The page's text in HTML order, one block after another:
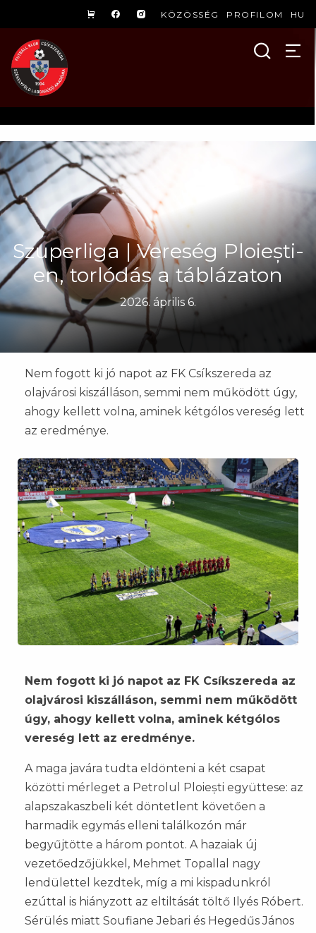
KÖZÖSSÉG PROFILOM HU
Szuperliga | Vereség Ploiești-
en, torlódás a táblázaton
2026. április 6.
Nem fogott ki jó napot az FK Csíkszereda az
olajvárosi kiszálláson, semmi nem működött úgy,
ahogy kellett volna, aminek kétgólos vereség lett
az eredménye.
Nem fogott ki jó napot az FK Csíkszereda az
olajvárosi kiszálláson, semmi nem működött
úgy, ahogy kellett volna, aminek kétgólos
vereség lett az eredménye.
A maga javára tudta eldönteni a két csapat
közötti mérleget a Petrolul Ploiești együttese: az
alapszakaszbeli két döntetlent követően a
harmadik egymás elleni találkozón már
begyűjtötte a három pontot. A hazaiak új
vezetőedzőjükkel, Mehmet Topallal nagy
lendülettel kezdtek, míg a mi kispadunkról
ezúttal is hiányzott az eltiltását töltő Ilyés Róbert.
Sérülés miatt Soufiane Jebari és Hegedűs János